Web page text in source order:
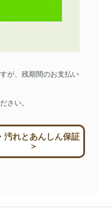
が、残期間のお支払い
さい。
汚れとあんしん保証
＞